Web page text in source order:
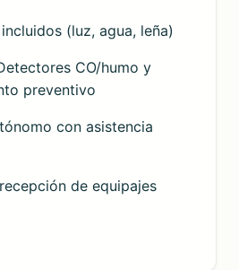
(luz, agua, leña)
CO/humo y
preventivo
con asistencia
de equipajes